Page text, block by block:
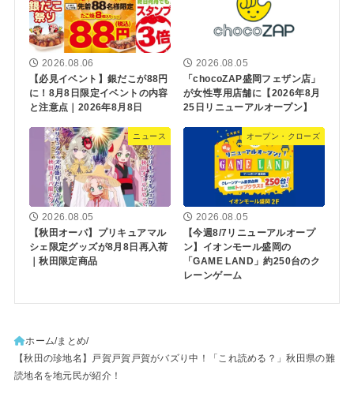
2026.08.06
【必見イベント】銀だこが88円
に！8月8日限定イベントの内容
と注意点｜2026年8月8日
2026.08.05
「chocoZAP盛岡フェザン店」
が女性専用店舗に【2026年8月
25日リニューアルオープン】
ニュース
2026.08.05
【秋田オーパ】プリキュアマル
シェ限定グッズが8月8日再入荷
｜秋田限定商品
オープン・クローズ
2026.08.05
【今週8/7リニューアルオープ
ン】イオンモール盛岡の
「GAME LAND」約250台のク
レーンゲーム
ホーム まとめ
【秋田の珍地名】戸賀戸賀戸賀がバズり中！「これ読める？」秋田県の難
読地名を地元民が紹介！